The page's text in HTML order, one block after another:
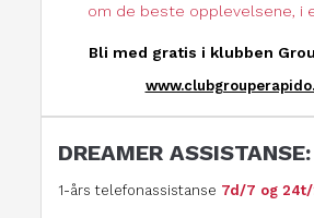
om de beste opplevelsene, i
Bli med gratis i klubben
DREAMER ASSISTANSE:
1-års telefonassistanse 7d/7 og